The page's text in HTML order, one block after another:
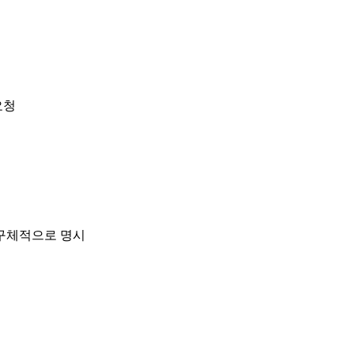
청
적으로 명시